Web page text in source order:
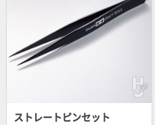
ストレートピンセット